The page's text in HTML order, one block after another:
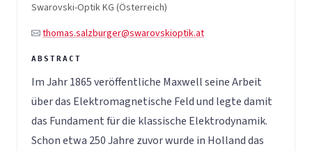
Swarovski-Optik KG (Österreich)
thomas.salzburger@swarovskioptik.at
Im Jahr 1865 veröffentliche Maxwell seine Arbeit
über das Elektromagnetische Feld und legte damit
das Fundament für die klassische Elektrodynamik.
Schon etwa 250 Jahre zuvor wurde in Holland das